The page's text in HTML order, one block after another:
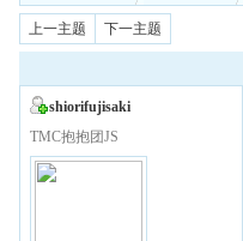
上一主题 下一主题
shiorifujisaki
TMC抱抱团JS